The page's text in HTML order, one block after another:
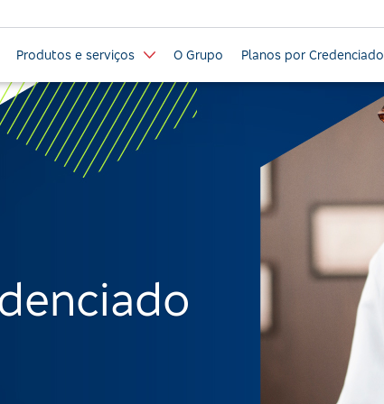
Produtos e serviços O Grupo Planos por Credenciado